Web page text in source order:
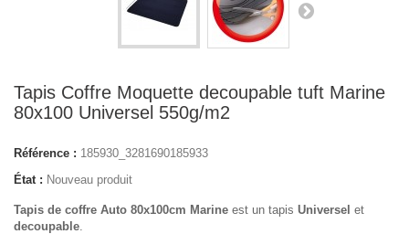
Tapis Coffre Moquette decoupable tuft Marine
80x100 Universel 550g/m2
Référence : 185930_3281690185933
État : Nouveau produit
Tapis de coffre Auto 80x100cm Marine est un tapis Universel et
decoupable.